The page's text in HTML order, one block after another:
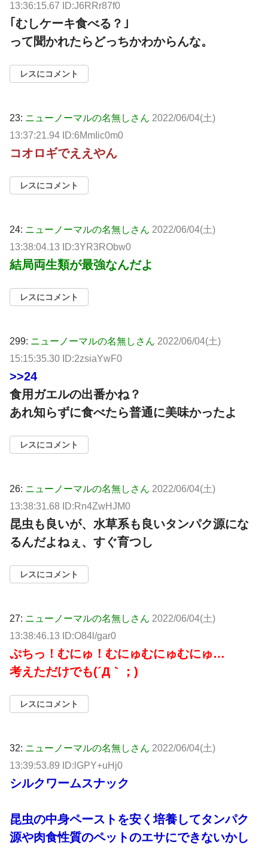
13:36:15.67 ID:J6RRr87f0
｢むしケーキ食べる？｣
って聞かれたらどっちかわからんな。
レスにコメント
23: ニューノーマルの名無しさん 2022/06/04(土)
13:37:21.94 ID:6MmIic0m0
コオロギでええやん
レスにコメント
24: ニューノーマルの名無しさん 2022/06/04(土)
13:38:04.13 ID:3YR3RObw0
結局両生類が最強なんだよ
レスにコメント
299: ニューノーマルの名無しさん 2022/06/04(土)
15:15:35.30 ID:2zsiaYwF0
>>24
食用ガエルの出番かね？
あれ知らずに食べたら普通に美味かったよ
レスにコメント
26: ニューノーマルの名無しさん 2022/06/04(土)
13:38:31.68 ID:Rn4ZwHJM0
昆虫も良いが、水草系も良いタンパク源にな
るんだよねぇ、すぐ育つし
レスにコメント
27: ニューノーマルの名無しさん 2022/06/04(土)
13:38:46.13 ID:O84l/gar0
ぷちっ！むにゅ！むにゅむにゅむにゅ…
考えただけでも(´Д｀；)
レスにコメント
32: ニューノーマルの名無しさん 2022/06/04(土)
13:39:53.89 ID:lGPY+uHj0
シルクワームスナック
昆虫の中身ペーストを安く培養してタンパク
源や肉食性質のペットのエサにできないかし